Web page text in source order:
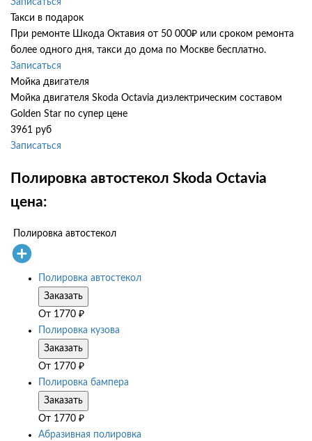
Записаться
Такси в подарок
При ремонте Шкода Октавия от 50 000₽ или сроком ремонта
более одного дня, такси до дома по Москве бесплатно.
Записаться
Мойка двигателя
Мойка двигателя Skoda Octavia диэлектрическим составом
Golden Star по супер цене
3961 руб
Записаться
Полировка автостекол Skoda Octavia
цена:
Полировка автостекол
Полировка автостекол
Заказать
От 1770 ₽
Полировка кузова
Заказать
От 1770 ₽
Полировка бампера
Заказать
От 1770 ₽
Абразивная полировка